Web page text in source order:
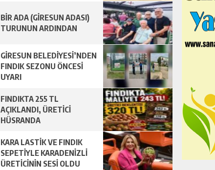
BİR ADA (GİRESUN ADASI)
TURUNUN ARDINDAN
GİRESUN BELEDİYESİ’NDEN
FINDIK SEZONU ÖNCESİ
UYARI
FINDIKTA 255 TL
AÇIKLANDI, ÜRETİCİ
HÜSRANDA
KARA LASTİK VE FINDIK
SEPETİYLE KARADENİZLİ
ÜRETİCİNİN SESİ OLDU